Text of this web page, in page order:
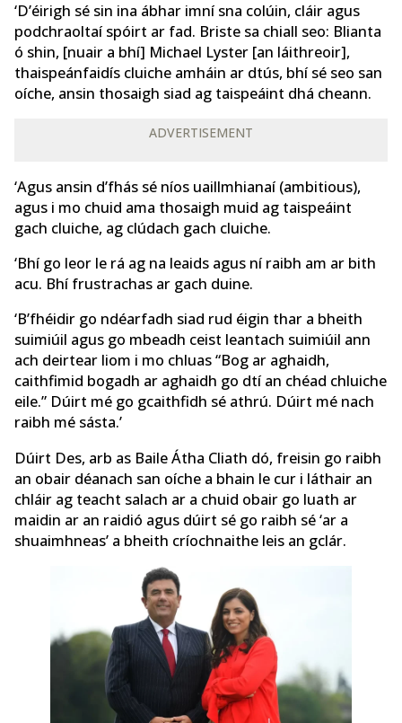
‘D’éirigh sé sin ina ábhar imní sna colúin, cláir agus
podchraoltaí spóirt ar fad. Briste sa chiall seo: Blianta
ó shin, [nuair a bhí] Michael Lyster [an láithreoir],
thaispeánfaidís cluiche amháin ar dtús, bhí sé seo san
oíche, ansin thosaigh siad ag taispeáint dhá cheann.
ADVERTISEMENT
‘Agus ansin d’fhás sé níos uaillmhianaí (ambitious),
agus i mo chuid ama thosaigh muid ag taispeáint
gach cluiche, ag clúdach gach cluiche.
‘Bhí go leor le rá ag na leaids agus ní raibh am ar bith
acu. Bhí frustrachas ar gach duine.
‘B’fhéidir go ndéarfadh siad rud éigin thar a bheith
suimiúil agus go mbeadh ceist leantach suimiúil ann
ach deirtear liom i mo chluas “Bog ar aghaidh,
caithfimid bogadh ar aghaidh go dtí an chéad chluiche
eile.” Dúirt mé go gcaithfidh sé athrú. Dúirt mé nach
raibh mé sásta.’
Dúirt Des, arb as Baile Átha Cliath dó, freisin go raibh
an obair déanach san oíche a bhain le cur i láthair an
chláir ag teacht salach ar a chuid obair go luath ar
maidin ar an raidió agus dúirt sé go raibh sé ‘ar a
shuaimhneas’ a bheith críochnaithe leis an gclár.